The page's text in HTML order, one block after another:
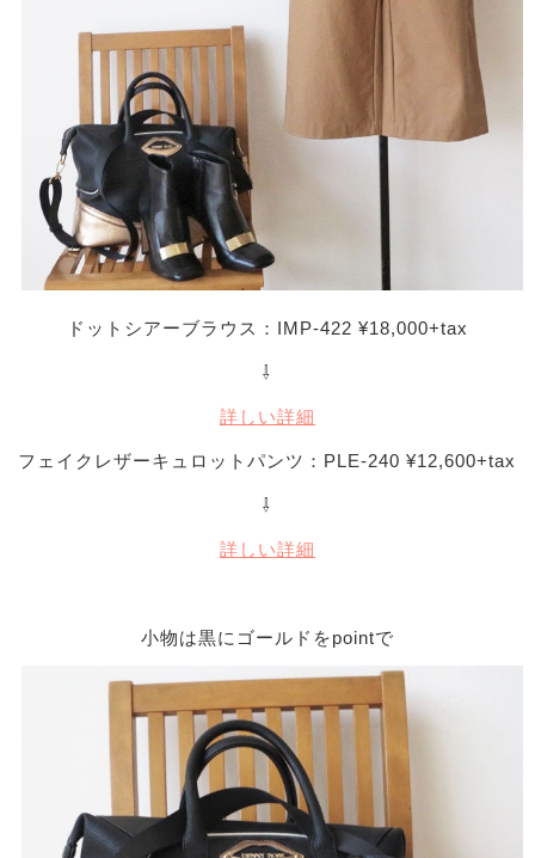
ドットシアーブラウス：IMP-422 ¥18,000+tax
⇩
詳しい詳細
フェイクレザーキュロットパンツ：PLE-240 ¥12,600+tax
⇩
詳しい詳細
小物は黒にゴールドをpointで